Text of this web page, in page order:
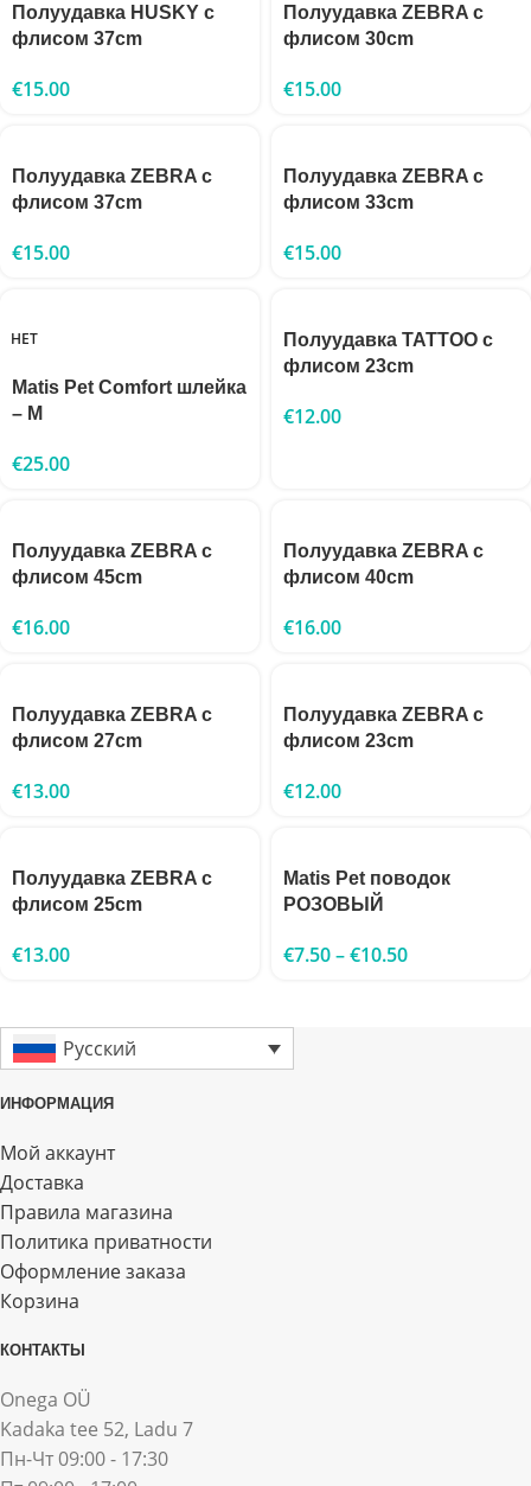
Полуудавка HUSKY с
флисом 37cm
€15.00
Полуудавка ZEBRA с
флисом 30cm
€15.00
Полуудавка ZEBRA с
флисом 37cm
€15.00
Полуудавка ZEBRA с
флисом 33cm
€15.00
НЕТ
Matis Pet Comfort шлейка
– М
€25.00
Полуудавка TATTOO с
флисом 23cm
€12.00
Полуудавка ZEBRA с
флисом 45cm
€16.00
Полуудавка ZEBRA с
флисом 40cm
€16.00
Полуудавка ZEBRA с
флисом 27cm
€13.00
Полуудавка ZEBRA с
флисом 23cm
€12.00
Полуудавка ZEBRA с
флисом 25cm
€13.00
Matis Pet поводок
РОЗОВЫЙ
€7.50–€10.50
Русский
ИНФОРМАЦИЯ
Мой аккаунт
Доставка
Правила магазина
Политика приватности
Оформление заказа
Корзина
КОНТАКТЫ
Onega OÜ
Kadaka tee 52, Ladu 7
Пн-Чт 09:00 - 17:30